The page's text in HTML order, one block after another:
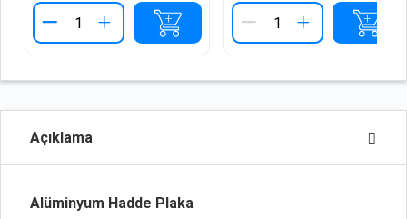
+ +
Açıklama
Alüminyum Hadde Plaka